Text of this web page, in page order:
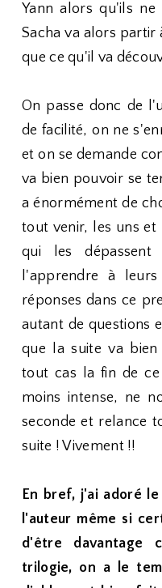
Yann alors qu'ils ne
Sacha va alors partir
que ce qu'il va
On passe donc de
de facilité, on ne
et on se demande
va bien pouvoir se
a énormément de
tout venir, les uns et
qui les
l'apprendre à
réponses dans ce
autant de questions
que la suite va bien
tout cas la fin de
moins intense, ne
seconde et relance
suite ! Vivement !!
En bref, j'ai adoré
l'auteur même si
d'être davantage
trilogie, on a le